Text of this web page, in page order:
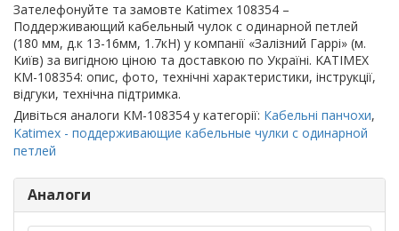
Зателефонуйте та замовте Katimex 108354 –
Поддерживающий кабельный чулок с одинарной петлей
(180 мм, д.к 13-16мм, 1.7кН) у компанії «Залізний Гаррі» (м.
Київ) за вигідною ціною та доставкою по Україні. KATIMEX
KM-108354: опис, фото, технічні характеристики, інструкції,
відгуки, технічна підтримка.
Дивіться аналоги KM-108354 у категорії: Кабельні панчохи,
Katimex - поддерживающие кабельные чулки с одинарной
петлей
Аналоги